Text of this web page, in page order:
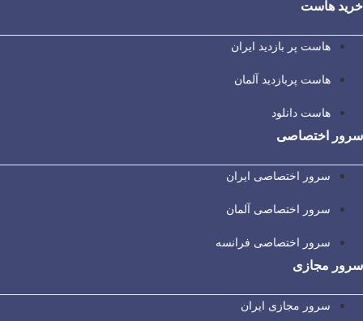
خرید هاست
هاست پر بازدید ایران
هاست پربازدید آلمان
هاست دانلود
سرور اختصاصی
سرور اختصاصی ایران
سرور اختصاصی آلمان
سرور اختصاصی فرانسه
سرور مجازی
سرور مجازی ایران